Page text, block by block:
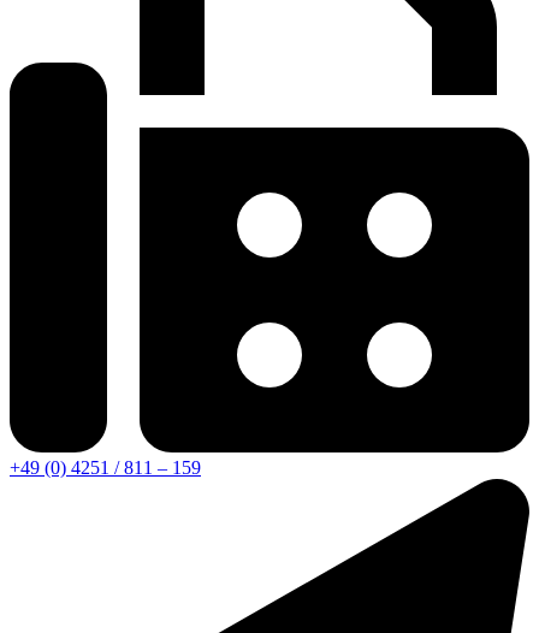
+49 (0) 4251 / 811 – 159